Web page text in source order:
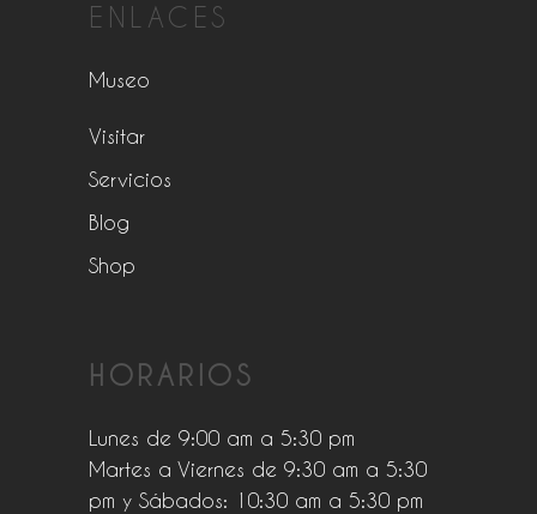
ENLACES
Museo
Visitar
Servicios
Blog
Shop
HORARIOS
Lunes de 9:00 am a 5:30 pm
Martes a Viernes de 9:30 am a 5:30
pm y Sábados: 10:30 am a 5:30 pm